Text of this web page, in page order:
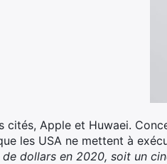
cités, Apple et Huwaei.
les USA ne mettent à
dollars en 2020, soit un